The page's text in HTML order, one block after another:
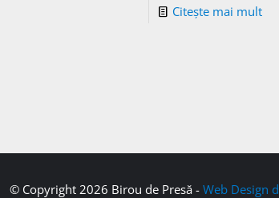
Citește mai mult
© Copyright 2026 Birou de Presă - Web Design